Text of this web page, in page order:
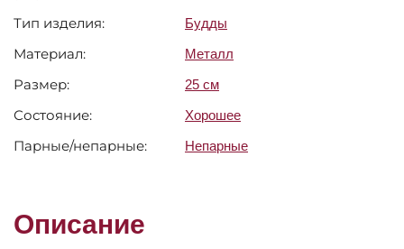
Тип изделия: Будды
Материал: Металл
Размер: 25 см
Состояние: Хорошее
Парные/непарные: Непарные
Описание